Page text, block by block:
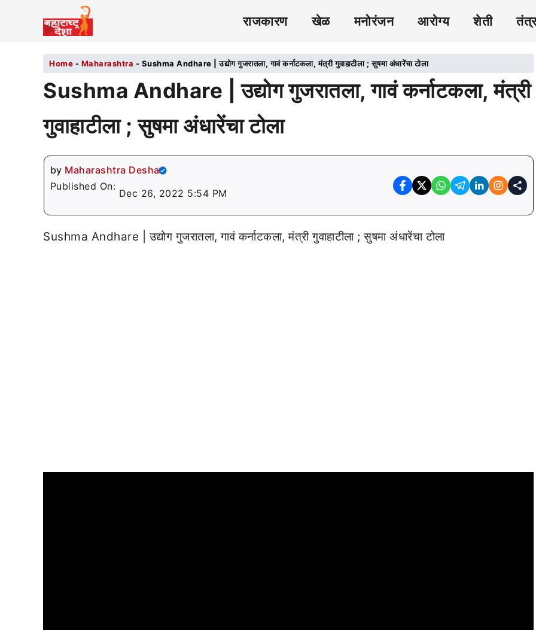
राजकारण खेळ मनोरंजन आरोग्य शेती
Home - Maharashtra - Sushma Andhare | उद्योग गुजरातला, गावं कर्नाटकला, मंत्री गुवाहाटीला ; सुषमा अंधारेंचा टोला
Sushma Andhare | उद्योग गुजरातला, गावं कर्नाटकला, मंत्री
गुवाहाटीला ; सुषमा अंधारेंचा टोला
by Maharashtra Desha
Published On:
Dec 26, 2022 5:54 PM
Sushma Andhare | उद्योग गुजरातला, गावं कर्नाटकला, मंत्री गुवाहाटीला ; सुषमा अंधारेंचा टोला